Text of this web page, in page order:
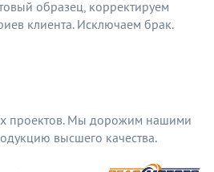
образец, корректируем
клиента. Исключаем брак.
проектов. Мы дорожим нашими
высшего качества.